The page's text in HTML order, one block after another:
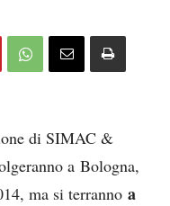
di SIMAC &
a Bologna,
ma si terranno a